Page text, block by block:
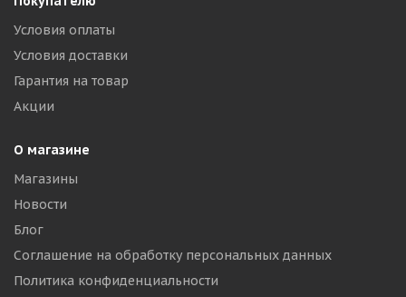
Условия оплаты
Условия доставки
Гарантия на товар
Акции
О магазине
Магазины
Новости
Блог
Соглашение на обработку персональных данных
Политика конфиденциальности